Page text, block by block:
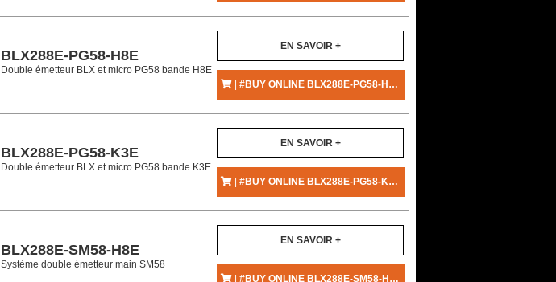
BLX288E-PG58-H8E
Double émetteur BLX et micro PG58 bande H8E
EN SAVOIR +
| #BUY ONLINE BLX288E-PG58-H8E - SHURE
BLX288E-PG58-K3E
Double émetteur BLX et micro PG58 bande K3E
EN SAVOIR +
| #BUY ONLINE BLX288E-PG58-K3E - SHURE
BLX288E-SM58-H8E
Système double émetteur main SM58
EN SAVOIR +
| #BUY ONLINE BLX288E-SM58-H8E - SHURE